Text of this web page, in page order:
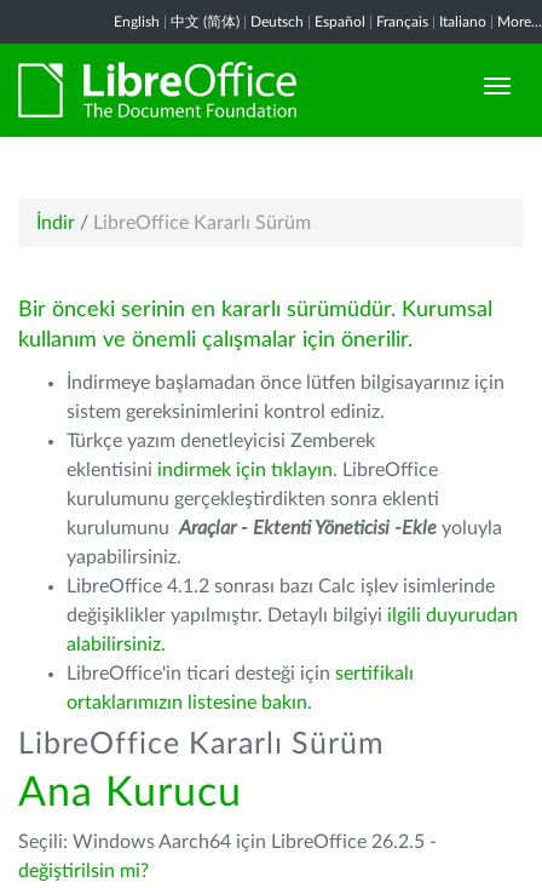
English 中文 (简体) Deutsch Español Français Italiano More...
İndir / LibreOffice Kararlı Sürüm
Bir önceki serinin en kararlı sürümüdür. Kurumsal
kullanım ve önemli çalışmalar için önerilir.
İndirmeye başlamadan önce lütfen bilgisayarınız için
sistem gereksinimlerini kontrol ediniz.
Türkçe yazım denetleyicisi Zemberek
eklentisini indirmek için tıklayın. LibreOffice
kurulumunu gerçekleştirdikten sonra eklenti
kurulumunu Araçlar - Ektenti Yöneticisi -Ekle yoluyla
yapabilirsiniz.
LibreOffice 4.1.2 sonrası bazı Calc işlev isimlerinde
değişiklikler yapılmıştır. Detaylı bilgiyi ilgili duyurudan
alabilirsiniz.
LibreOffice'in ticari desteği için sertifikalı
ortaklarımızın listesine bakın.
LibreOffice Kararlı Sürüm
Ana Kurucu
Seçili: Windows Aarch64 için LibreOffice 26.2.5 -
değiştirilsin mi?